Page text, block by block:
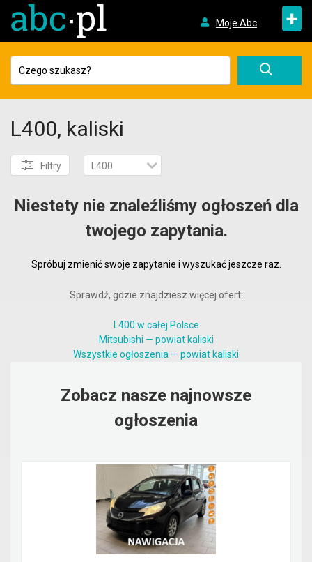
Moje Abc +
L400, kaliski
Filtry L400
Niestety nie znaleźliśmy ogłoszeń dla
twojego zapytania.
Spróbuj zmienić swoje zapytanie i wyszukać jeszcze raz.
Sprawdź, gdzie znajdziesz więcej ofert:
L400 w całej Polsce
Mitsubishi — powiat kaliski
Wszystkie ogłoszenia — powiat kaliski
Zobacz nasze najnowsze
ogłoszenia